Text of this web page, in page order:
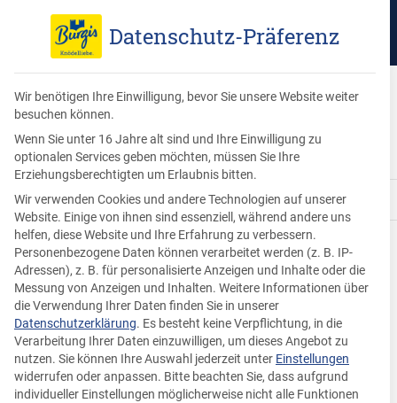
Unsere Knödel
Ergebnisse 19 – 27 von 27 werden angezeigt
Datenschutz-Präferenz
Wir benötigen Ihre Einwilligung, bevor Sie unsere Website weiter
besuchen können.
Wenn Sie unter 16 Jahre alt sind und Ihre Einwilligung zu
optionalen Services geben möchten, müssen Sie Ihre
Erziehungsberechtigten um Erlaubnis bitten.
Wir verwenden Cookies und andere Technologien auf unserer
Website. Einige von ihnen sind essenziell, während andere uns
helfen, diese Website und Ihre Erfahrung zu verbessern.
Personenbezogene Daten können verarbeitet werden (z. B. IP-
Adressen), z. B. für personalisierte Anzeigen und Inhalte oder die
Messung von Anzeigen und Inhalten. Weitere Informationen über
die Verwendung Ihrer Daten finden Sie in unserer
Datenschutzerklärung. Es besteht keine Verpflichtung, in die
Verarbeitung Ihrer Daten einzuwilligen, um dieses Angebot zu
nutzen. Sie können Ihre Auswahl jederzeit unter Einstellungen
widerrufen oder anpassen. Bitte beachten Sie, dass aufgrund
individueller Einstellungen möglicherweise nicht alle Funktionen